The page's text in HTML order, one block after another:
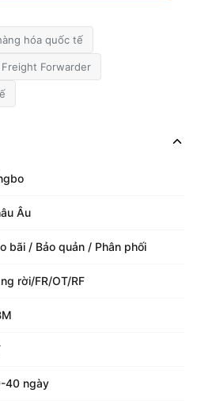
hóa quốc tế
Forwarder
Âu
bãi / Bảo quản / Phân phối
rời/FR/OT/RF
40 ngày